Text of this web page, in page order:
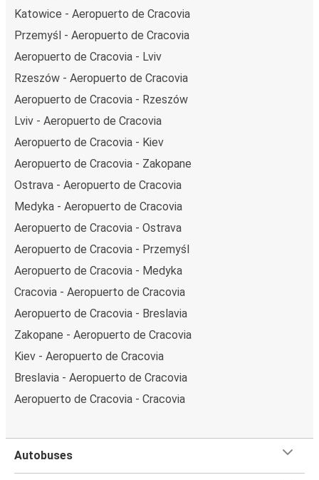
Katowice - Aeropuerto de Cracovia
Przemyśl - Aeropuerto de Cracovia
Aeropuerto de Cracovia - Lviv
Rzeszów - Aeropuerto de Cracovia
Aeropuerto de Cracovia - Rzeszów
Lviv - Aeropuerto de Cracovia
Aeropuerto de Cracovia - Kiev
Aeropuerto de Cracovia - Zakopane
Ostrava - Aeropuerto de Cracovia
Medyka - Aeropuerto de Cracovia
Aeropuerto de Cracovia - Ostrava
Aeropuerto de Cracovia - Przemyśl
Aeropuerto de Cracovia - Medyka
Cracovia - Aeropuerto de Cracovia
Aeropuerto de Cracovia - Breslavia
Zakopane - Aeropuerto de Cracovia
Kiev - Aeropuerto de Cracovia
Breslavia - Aeropuerto de Cracovia
Aeropuerto de Cracovia - Cracovia
Autobuses